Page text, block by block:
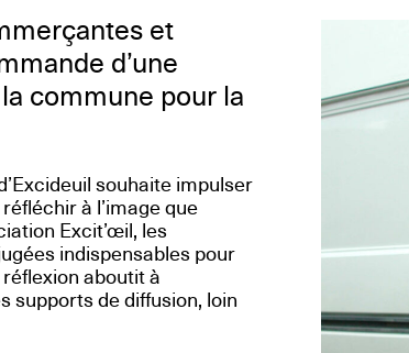
et
d’une
commune pour la
souhaite impulser
à l’image que
Excit’œil, les
indispensables pour
aboutit à
supports de diffusion, loin